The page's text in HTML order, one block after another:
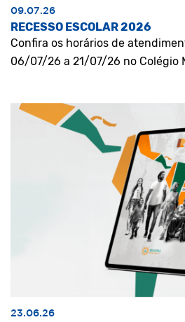
09.07.26
RECESSO ESCOLAR 2026
Confira os horários de
06/07/26 a 21/07/26 no Colégio
23.06.26